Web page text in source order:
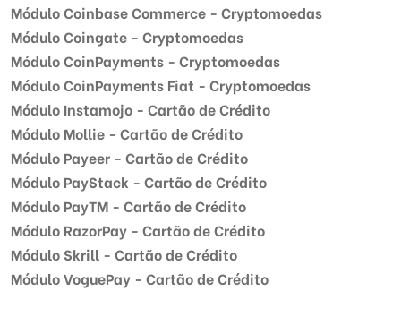
Módulo Coinbase Commerce - Cryptomoedas
Módulo Coingate - Cryptomoedas
Módulo CoinPayments - Cryptomoedas
Módulo CoinPayments Fiat - Cryptomoedas
Módulo Instamojo - Cartão de Crédito
Módulo Mollie - Cartão de Crédito
Módulo Payeer - Cartão de Crédito
Módulo PayStack - Cartão de Crédito
Módulo PayTM - Cartão de Crédito
Módulo RazorPay - Cartão de Crédito
Módulo Skrill - Cartão de Crédito
Módulo VoguePay - Cartão de Crédito